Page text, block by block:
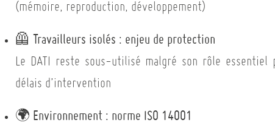
(mémoire, reproduction, développement)
🦺 Travailleurs isolés : enjeu de protection
Le DATI reste sous-utilisé malgré son rôle
délais d’intervention
🌍 Environnement : norme ISO 14001